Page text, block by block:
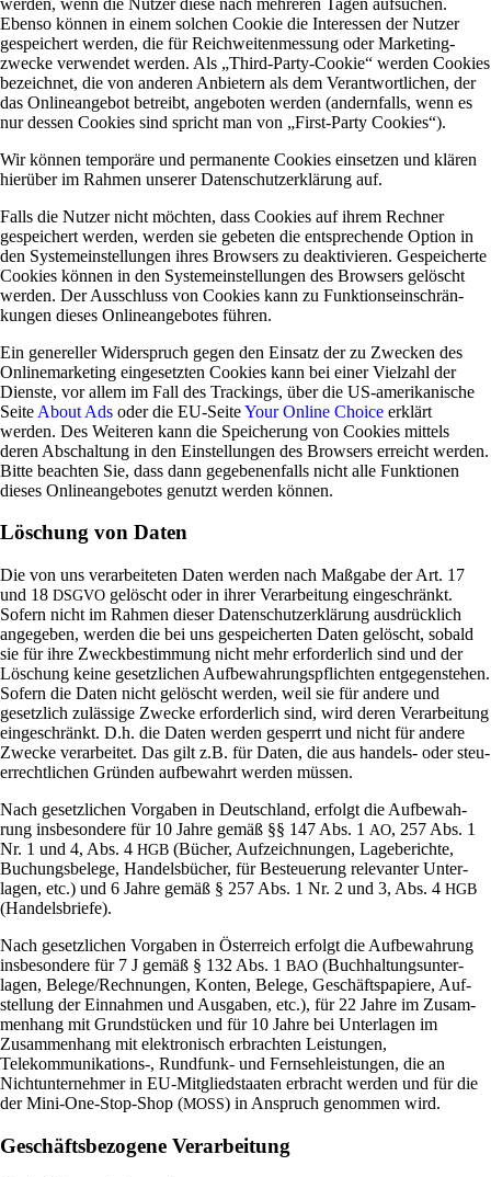
Ebenso können in einem sol­chen Cookie die Inter­essen der Nutzer
gespei­chert werden, die für Reich­wei­ten­mes­sung oder Mar­ke­ting­
zwecke ver­wendet werden. Als „Third-Party-Cookie“ werden Coo­kies
bezeichnet, die von anderen Anbie­tern als dem Ver­ant­wort­li­chen, der
das Online­an­gebot betreibt, ange­boten werden (andern­falls, wenn es
nur dessen Coo­kies sind spricht man von „First-Party Cookies“).
Wir können tem­po­räre und per­ma­nente Coo­kies ein­setzen und klären
hier­über im Rahmen unserer Daten­schutz­er­klä­rung auf.
Falls die Nutzer nicht möchten, dass Coo­kies auf ihrem Rechner
gespei­chert werden, werden sie gebeten die ent­spre­chende Option in
den System­ein­stel­lungen ihres Brow­sers zu deak­ti­vieren. Gespei­cherte
Coo­kies können in den System­ein­stel­lungen des Brow­sers gelöscht
werden. Der Aus­schluss von Coo­kies kann zu Funk­ti­ons­ein­schrän­
kungen dieses Online­an­ge­botes führen.
Ein gene­reller Wider­spruch gegen den Ein­satz der zu Zwecken des
Online­mar­ke­ting ein­ge­setzten Coo­kies kann bei einer Viel­zahl der
Dienste, vor allem im Fall des Trackings, über die US-ame­ri­ka­ni­sche
Seite About Ads oder die EU-SeiteYour Online Choice erklärt
werden. Des Wei­teren kann die Spei­che­rung von Coo­kies mit­tels
deren Abschal­tung in den Ein­stel­lungen des Brow­sers erreicht werden.
Bitte beachten Sie, dass dann gege­be­nen­falls nicht alle Funk­tionen
dieses Online­an­ge­botes genutzt werden können.
Löschung von Daten
Die von uns ver­ar­bei­teten Daten werden nach Maß­gabe der Art. 17
und 18 DSGVO gelöscht oder in ihrer Ver­ar­bei­tung ein­ge­schränkt.
Sofern nicht im Rahmen dieser Daten­schutz­er­klä­rung aus­drück­lich
ange­geben, werden die bei uns gespei­cherten Daten gelöscht, sobald
sie für ihre Zweck­be­stim­mung nicht mehr erfor­der­lich sind und der
Löschung keine gesetz­li­chen Auf­be­wah­rungs­pflichten ent­ge­gen­stehen.
Sofern die Daten nicht gelöscht werden, weil sie für andere und
gesetz­lich zuläs­sige Zwecke erfor­der­lich sind, wird deren Ver­ar­bei­tung
ein­ge­schränkt. D.h. die Daten werden gesperrt und nicht für andere
Zwecke ver­ar­beitet. Das gilt z.B. für Daten, die aus han­dels- oder steu­
er­recht­li­chen Gründen auf­be­wahrt werden müssen.
Nach gesetz­li­chen Vor­gaben in Deutsch­land, erfolgt die Auf­be­wah­
rung ins­be­son­dere für 10 Jahre gemäß §§ 147 Abs. 1 AO, 257 Abs. 1
Nr. 1 und 4, Abs. 4 HGB (Bücher, Auf­zeich­nungen, Lage­be­richte,
Buchungs­be­lege, Han­dels­bü­cher, für Besteue­rung rele­vanter Unter­
lagen, etc.) und 6 Jahre gemäß § 257 Abs. 1 Nr. 2 und 3, Abs. 4 HGB
(Han­dels­briefe).
Nach gesetz­li­chen Vor­gaben in Öster­reich erfolgt die Auf­be­wah­rung
ins­be­son­dere für 7 J gemäß § 132 Abs. 1 BAO (Buch­hal­tungs­un­ter­
lagen, Belege/Rechnungen, Konten, Belege, Geschäfts­pa­piere, Auf­
stel­lung der Ein­nahmen und Aus­gaben, etc.), für 22 Jahre im Zusam­
men­hang mit Grund­stücken und für 10 Jahre bei Unter­lagen im
Zusam­men­hang mit elek­tro­nisch erbrachten Lei­stungen,
Telekommunikations‑, Rund­funk- und Fern­seh­lei­stungen, die an
Nicht­un­ter­nehmer in EU-Mit­glied­staaten erbracht werden und für die
der Mini-One-Stop-Shop (MOSS) in Anspruch genommen wird.
Geschäftsbezogene Verarbeitung